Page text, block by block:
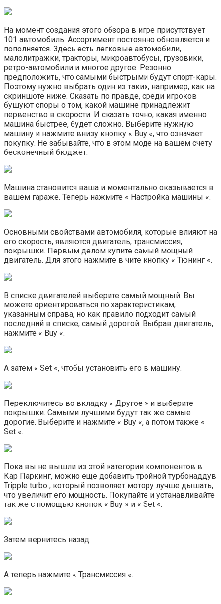
На момент создания этого обзора в игре присутствует
101 автомобиль. Ассортимент постоянно обновляется и
пополняется. Здесь есть легковые автомобили,
малолитражки, тракторы, микроавтобусы, грузовики,
ретро-автомобили и многое другое. Резонно
предположить, что самыми быстрыми будут спорт-кары.
Поэтому нужно выбрать один из таких, например, как на
скриншоте ниже. Сказать по правде, среди игроков
бушуют споры о том, какой машине принадлежит
первенство в скорости. И сказать точно, какая именно
машина быстрее, будет сложно. Выберите нужную
машину и нажмите внизу кнопку « Buy «, что означает
покупку. Не забывайте, что в этом моде на вашем счету
бесконечный бюджет.
Машина становится ваша и моментально оказывается в
вашем гараже. Теперь нажмите « Настройка машины «.
Основными свойствами автомобиля, которые влияют на
его скорость, являются двигатель, трансмиссия,
покрышки. Первым делом купите самый мощный
двигатель. Для этого нажмите в чите кнопку « Тюнинг «.
В списке двигателей выберите самый мощный. Вы
можете ориентироваться по характеристикам,
указанным справа, но как правило подходит самый
последний в списке, самый дорогой. Выбрав двигатель,
нажмите « Buy «.
А затем « Set «, чтобы установить его в машину.
Переключитесь во вкладку « Другое » и выберите
покрышки. Самыми лучшими будут так же самые
дорогие. Выберите и нажмите « Buy «, а потом также «
Set «.
Пока вы не вышли из этой категории компонентов в
Кар Паркинг, можно ещё добавить тройной турбонаддув
Tripple turbo , который позволяет мотору лучше дышать,
что увеличит его мощность. Покупайте и устанавливайте
так же с помощью кнопок « Buy » и « Set «.
Затем вернитесь назад.
А теперь нажмите « Трансмиссия «.